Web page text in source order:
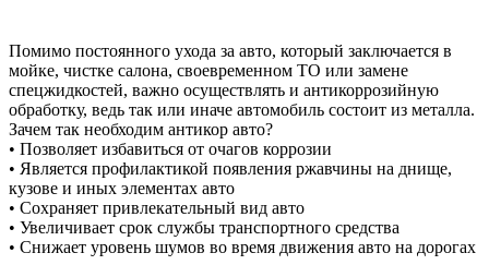
Помимо постоянного ухода за авто, который заключается в
мойке, чистке салона, своевременном ТО или замене
спецжидкостей, важно осуществлять и антикоррозийную
обработку, ведь так или иначе автомобиль состоит из металла.
Зачем так необходим антикор авто?
• Позволяет избавиться от очагов коррозии
• Является профилактикой появления ржавчины на днище,
кузове и иных элементах авто
• Сохраняет привлекательный вид авто
• Увеличивает срок службы транспортного средства
• Снижает уровень шумов во время движения авто на дорогах